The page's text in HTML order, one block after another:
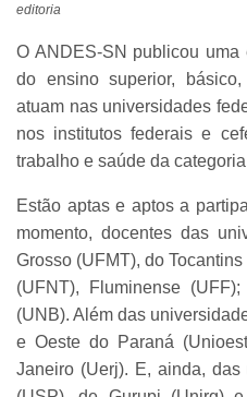
editoria
O ANDES-SN publicou
do ensino superior,
atuam nas universidades
nos institutos federais e
trabalho e saúde da
Estão aptas e aptos a
momento, docentes das
Grosso (UFMT), do
(UFNT), Fluminense
(UNB). Além das
e Oeste do Paraná
Janeiro (Uerj). E, ainda,